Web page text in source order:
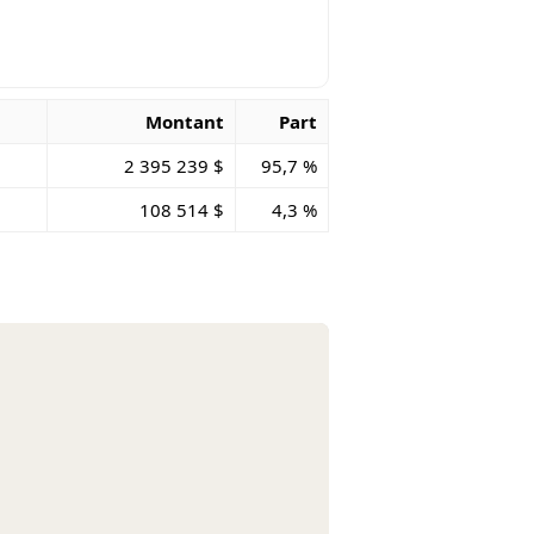
Montant
Part
2 395 239 $
95,7 %
108 514 $
4,3 %